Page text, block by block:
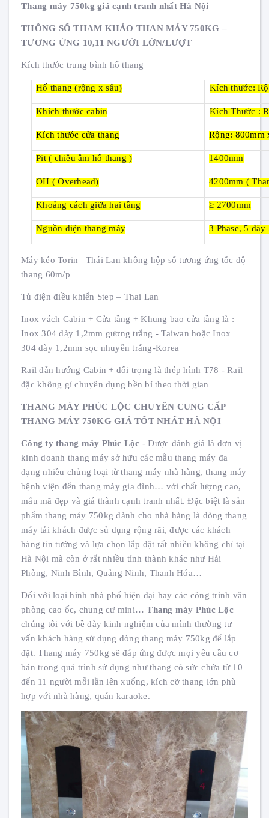
Thang máy 750kg giá cạnh tranh nhất Hà Nội
THÔNG SỐ THAM KHẢO THAN MÁY 750KG –
TƯƠNG ỨNG 10,11 NGƯỜI LỚN/LƯỢT
Kích thước trung bình hố thang
Hố thang (rộng x sâu) Kích thước:
Khích thước cabin Kích Thước :
Kích thước cửa thang Rộng: 800mm
Pit ( chiều âm hố thang ) 1400mm
OH ( Overhead) 4200mm(
Khoảng cách giữa hai tầng ≥ 2700mm
Nguồn điện thang máy 3 Phase, 5
Máy kéo Torin– Thái Lan không hộp số tương ứng tốc độ
thang 60m/p
Tủ điện điều khiển Step – Thai Lan
Inox vách Cabin + Cửa tầng + Khung bao cửa tầng là :
Inox 304 dày 1,2mm gương trắng - Taiwan hoặc Inox
304 dày 1,2mm sọc nhuyễn trắng-Korea
Rail dẫn hướng Cabin + đối trọng là thép hình T78 - Rail
đặc không gỉ chuyên dụng bền bỉ theo thời gian
THANG MÁY PHÚC LỘC CHUYÊN CUNG CẤP
THANG MÁY 750KG GIÁ TỐT NHẤT HÀ NỘI
Công ty thang máy Phúc Lộc - Được đánh giá là đơn vị
kinh doanh thang máy sở hữu các mẫu thang máy đa
dạng nhiều chủng loại từ thang máy nhà hàng, thang máy
bệnh viện đến thang máy gia đình… với chất lượng cao,
mẫu mã đẹp và giá thành cạnh tranh nhất. Đặc biệt là sản
phẩm thang máy 750kg dành cho nhà hàng là dòng thang
máy tải khách được sủ dụng rộng rãi, được các khách
hàng tin tưởng và lựa chọn lắp đặt rất nhiều không chỉ tại
Hà Nội mà còn ở rất nhiều tỉnh thành khác như Hải
Phòng, Ninh Bình, Quảng Ninh, Thanh Hóa…
Đối với loại hình nhà phố hiện đại hay các công trình văn
phòng cao ốc, chung cư mini…Thang máy Phúc Lộc
chúng tôi với bề dày kinh nghiệm của mình thường tư
vấn khách hàng sử dụng dòng thang máy 750kg để lắp
đặt. Thang máy 750kg sẽ đáp ứng được mọi yêu cầu cơ
bản trong quá trình sử dụng như thang có sức chứa từ 10
đến 11 người mỗi lần lên xuống, kích cỡ thang lớn phù
hợp với nhà hàng, quán karaoke.